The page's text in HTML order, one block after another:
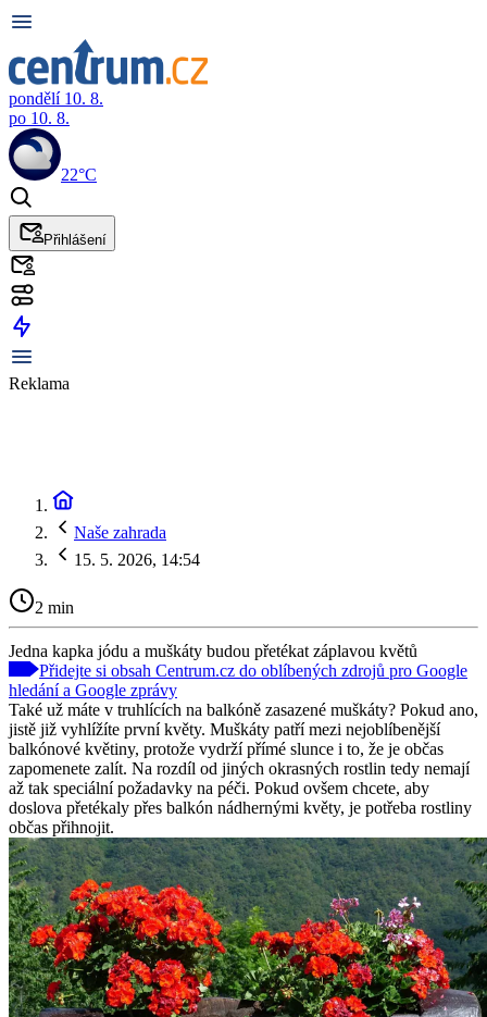
pondělí 10. 8.
po 10. 8.
22°C
Přihlášení
Reklama
Naše zahrada
15. 5. 2026, 14:54
2 min
Jedna kapka jódu a muškáty budou přetékat záplavou květů
Přidejte si obsah Centrum.cz do oblíbených zdrojů pro Google
hledání a Google zprávy
Také už máte v truhlících na balkóně zasazené muškáty? Pokud ano,
jistě již vyhlížíte první květy. Muškáty patří mezi nejoblíbenější
balkónové květiny, protože vydrží přímé slunce i to, že je občas
zapomenete zalít. Na rozdíl od jiných okrasných rostlin tedy nemají
až tak speciální požadavky na péči. Pokud ovšem chcete, aby
doslova přetékaly přes balkón nádhernými květy, je potřeba rostliny
občas přihnojit.